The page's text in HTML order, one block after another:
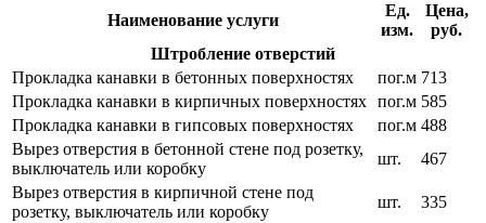
Наименование услуги
Ед.
изм.
Цена,
руб.
Штробление отверстий
Прокладка канавки в бетонных поверхностях
пог.м 713
Прокладка канавки в кирпичных поверхностях пог.м 585
Прокладка канавки в гипсовых поверхностях
пог.м 488
Вырез отверстия в бетонной стене под розетку,
выключатель или коробку
шт.
467
Вырез отверстия в кирпичной стене под
розетку, выключатель или коробку
шт.
335